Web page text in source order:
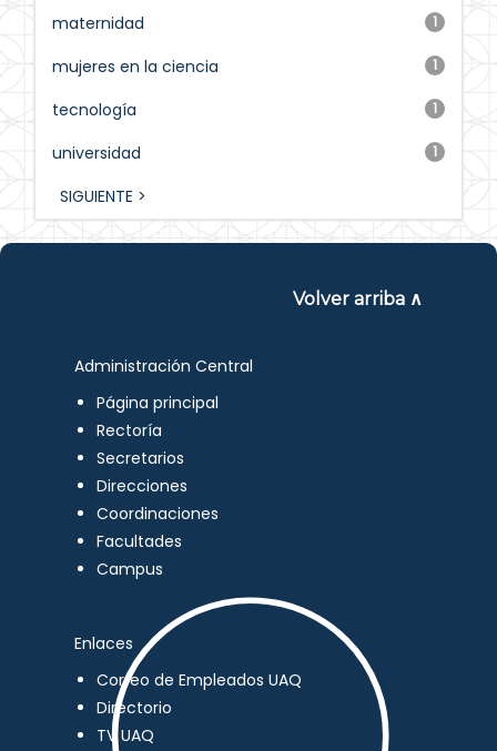
1
maternidad
1
mujeres en la ciencia
1
tecnología
1
universidad
SIGUIENTE >
Volver arriba ∧
Administración Central
Página principal
Rectoría
Secretarios
Direcciones
Coordinaciones
Facultades
Campus
Enlaces
Correo de Empleados UAQ
Directorio
TV UAQ